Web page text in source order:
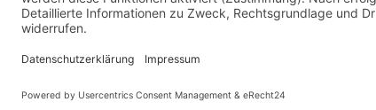
Time: 0.007s| Peak Memory Usage: 10.11 MiB | GZIP: Off